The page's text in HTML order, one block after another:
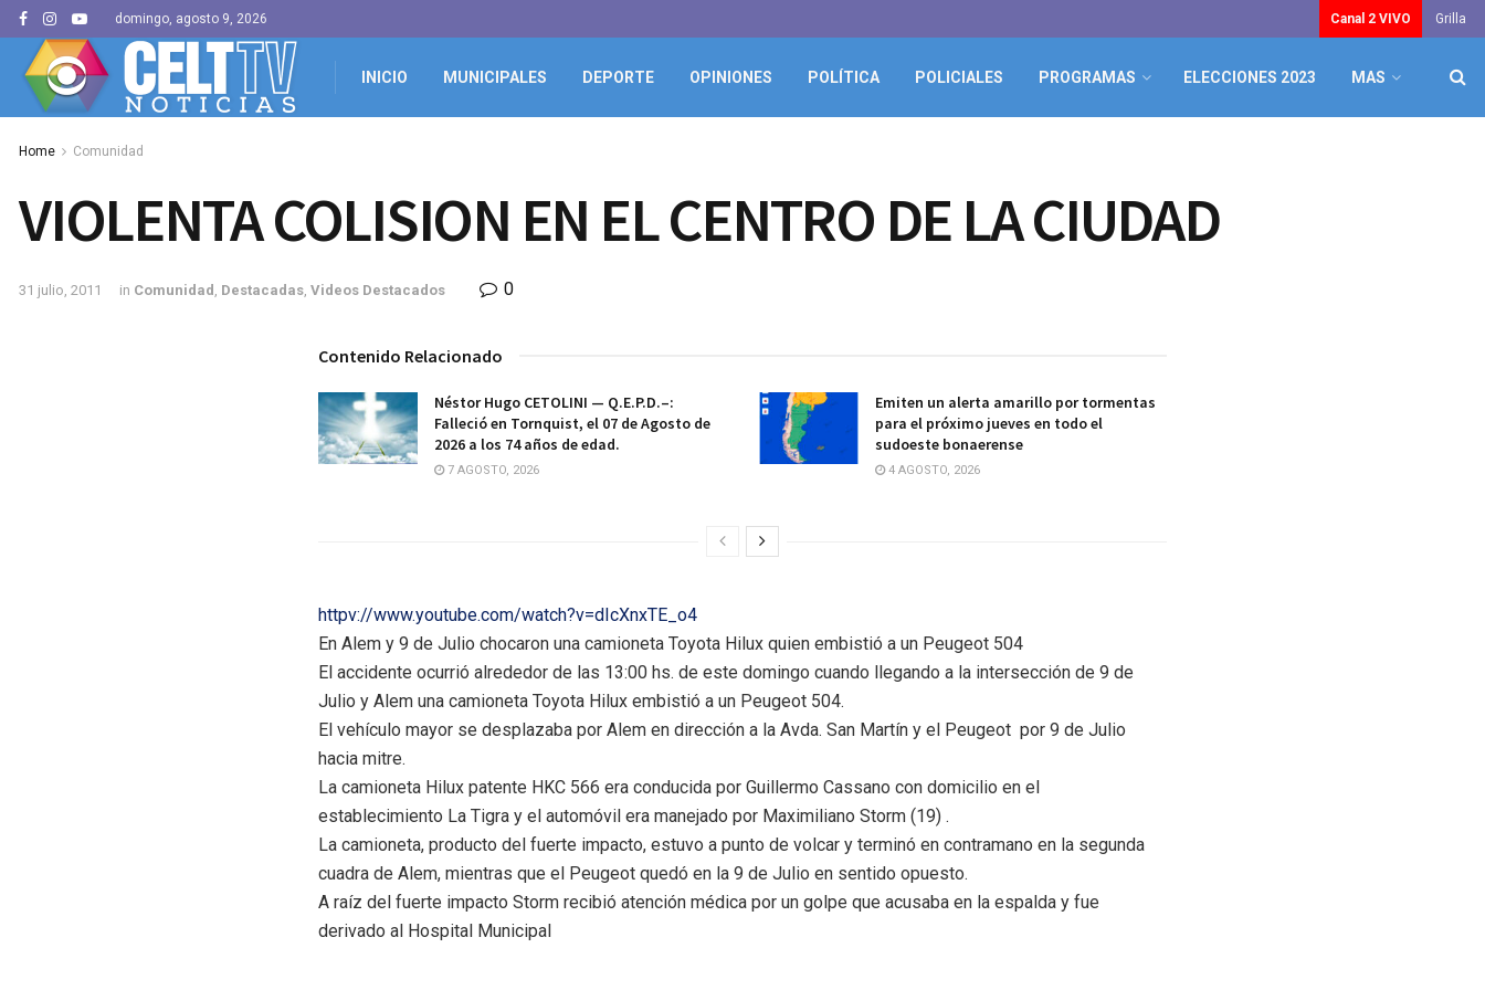
domingo, agosto 9, 2026 Canal 2 VIVO Grilla
INICIO MUNICIPALES DEPORTE OPINIONES POLÍTICA POLICIALES PROGRAMAS ELECCIONES 2023 MAS
Home Comunidad
VIOLENTA COLISION EN EL CENTRO DE LA CIUDAD
31 julio, 2011 in Comunidad , Destacadas, Videos Destacados 0
Contenido Relacionado
Néstor Hugo CETOLINI — Q.E.P.D.–:
Falleció en Tornquist, el 07 de Agosto de
2026 a los 74 años de edad.
7 AGOSTO, 2026
Emiten un alerta amarillo por tormentas
para el próximo jueves en todo el
sudoeste bonaerense
4 AGOSTO, 2026
httpv://www.youtube.com/watch?v=dIcXnxTE_o4
En Alem y 9 de Julio chocaron una camioneta Toyota Hilux quien embistió a un Peugeot 504
El accidente ocurrió alrededor de las 13:00 hs. de este domingo cuando llegando a la intersección de 9 de
Julio y Alem una camioneta Toyota Hilux embistió a un Peugeot 504.
El vehículo mayor se desplazaba por Alem en dirección a la Avda. San Martín y el Peugeot por 9 de Julio
hacia mitre.
La camioneta Hilux patente HKC 566 era conducida por Guillermo Cassano con domicilio en el
establecimiento La Tigra y el automóvil era manejado por Maximiliano Storm (19) .
La camioneta, producto del fuerte impacto, estuvo a punto de volcar y terminó en contramano en la segunda
cuadra de Alem, mientras que el Peugeot quedó en la 9 de Julio en sentido opuesto.
A raíz del fuerte impacto Storm recibió atención médica por un golpe que acusaba en la espalda y fue
derivado al Hospital Municipal